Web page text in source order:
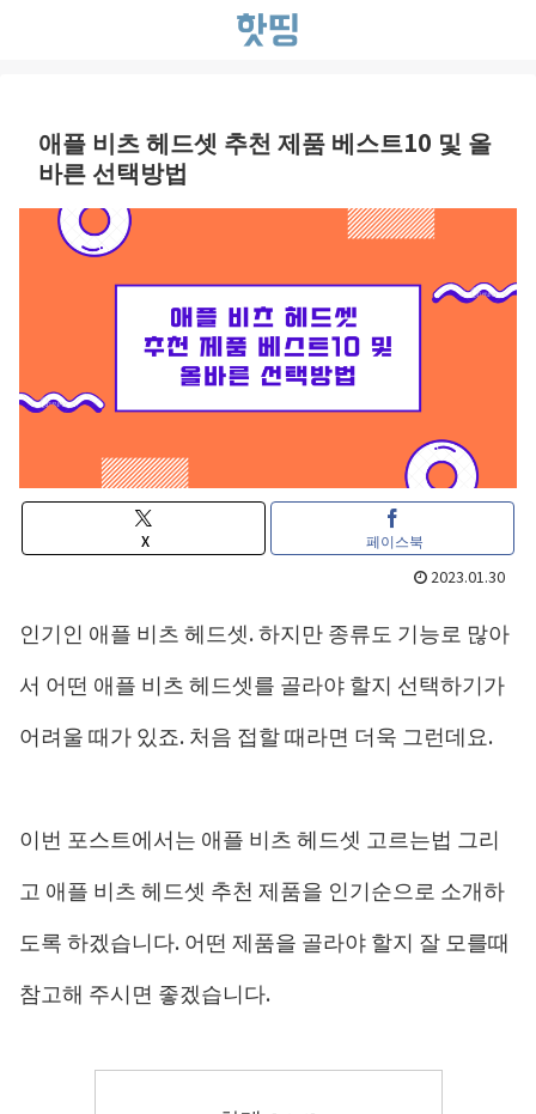
애플 비츠 헤드셋 추천 제품 베스트10 및 올
바른 선택방법
X 페이스북
2023.01.30
인기인 애플 비츠 헤드셋. 하지만 종류도 기능로 많아
서 어떤 애플 비츠 헤드셋를 골라야 할지 선택하기가
어려울 때가 있죠. 처음 접할 때라면 더욱 그런데요.
이번 포스트에서는 애플 비츠 헤드셋 고르는법 그리
고 애플 비츠 헤드셋 추천 제품을 인기순으로 소개하
도록 하겠습니다. 어떤 제품을 골라야 할지 잘 모를때
참고해 주시면 좋겠습니다.